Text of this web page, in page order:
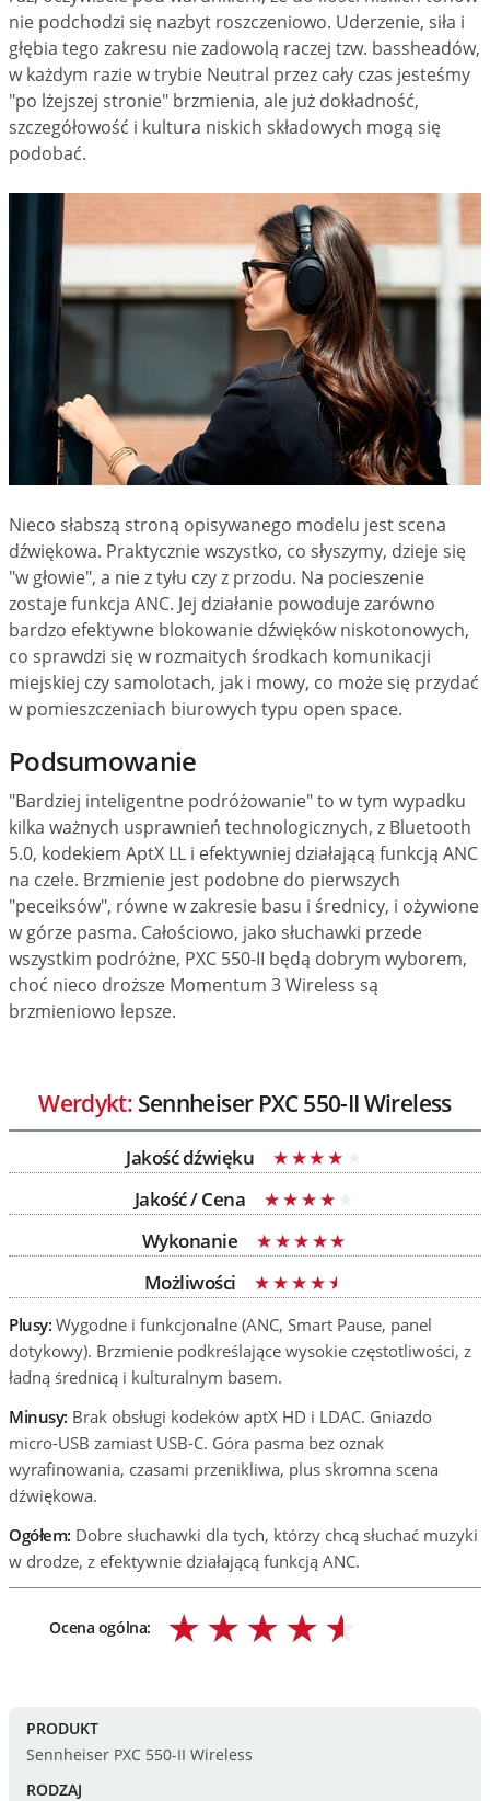
nie podchodzi się nazbyt roszczeniowo. Uderzenie, siła i
głębia tego zakresu nie zadowolą raczej tzw. bassheadów,
w każdym razie w trybie Neutral przez cały czas jesteśmy
"po lżejszej stronie" brzmienia, ale już dokładność,
szczegółowość i kultura niskich składowych mogą się
podobać.
Nieco słabszą stroną opisywanego modelu jest scena
dźwiękowa. Praktycznie wszystko, co słyszymy, dzieje się
"w głowie", a nie z tyłu czy z przodu. Na pocieszenie
zostaje funkcja ANC. Jej działanie powoduje zarówno
bardzo efektywne blokowanie dźwięków niskotonowych,
co sprawdzi się w rozmaitych środkach komunikacji
miejskiej czy samolotach, jak i mowy, co może się przydać
w pomieszczeniach biurowych typu open space.
Podsumowanie
"Bardziej inteligentne podróżowanie" to w tym wypadku
kilka ważnych usprawnień technologicznych, z Bluetooth
5.0, kodekiem AptX LL i efektywniej działającą funkcją ANC
na czele. Brzmienie jest podobne do pierwszych
"peceiksów", równe w zakresie basu i średnicy, i ożywione
w górze pasma. Całościowo, jako słuchawki przede
wszystkim podróżne, PXC 550-II będą dobrym wyborem,
choć nieco droższe Momentum 3 Wireless są
brzmieniowo lepsze.
Werdykt: Sennheiser PXC 550-II Wireless
Jakość dźwięku
Jakość / Cena
Wykonanie
Możliwości
Plusy: Wygodne i funkcjonalne (ANC, Smart Pause, panel
dotykowy). Brzmienie podkreślające wysokie częstotliwości, z
ładną średnicą i kulturalnym basem.
Minusy: Brak obsługi kodeków aptX HD i LDAC. Gniazdo
micro-USB zamiast USB-C. Góra pasma bez oznak
wyrafinowania, czasami przenikliwa, plus skromna scena
dźwiękowa.
Ogółem: Dobre słuchawki dla tych, którzy chcą słuchać muzyki
w drodze, z efektywnie działającą funkcją ANC.
Ocena ogólna:
PRODUKT
Sennheiser PXC 550-II Wireless
RODZAJ